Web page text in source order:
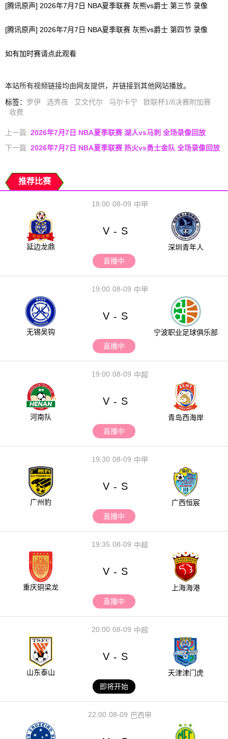
[腾讯原声] 2026年7月7日 NBA夏季联赛 灰熊vs爵士 第三节 录像
[腾讯原声] 2026年7月7日 NBA夏季联赛 灰熊vs爵士 第四节 录像
如有加时赛请点此观看
本站所有视频链接均由网友提供，并链接到其他网站播放。
标签： 罗伊 选秀夜 艾文代尔 马尔卡宁
欧联杯1/8决赛附加赛
收费
上一篇: 2026年7月7日 NBA夏季联赛 湖人vs马刺 全场录像回放
下一篇: 2026年7月7日 NBA夏季联赛 热火vs勇士金队 全场录像回放
推荐比赛
08-09
18:00 中甲
延边龙鼎
V - S
深圳青年人
直播中
08-09
19:00 中甲
无锡吴钩
V - S
宁波职业足球俱乐部
直播中
08-09
19:00 中超
河南队
V - S
青岛西海岸
直播中
08-09
19:30 中甲
广州豹
V - S
广西恒宸
直播中
08-09
19:35 中超
重庆铜梁龙
V - S
上海海港
直播中
08-09
20:00 中超
山东泰山
V - S
天津津门虎
即将开始
08-09
22:00 巴西甲